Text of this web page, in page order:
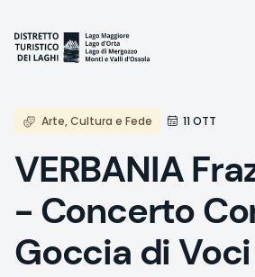
Inhalt
Arte, Cultura e Fede 11 OTT
VERBANIA
- Concerto
Goccia di